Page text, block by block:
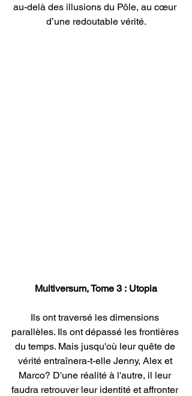
au-delà des illusions du Pôle, au cœur
d’une redoutable vérité.
Multiversum, Tome 3 : Utopia
Ils ont traversé les dimensions
parallèles. Ils ont dépassé les frontières
du temps. Mais jusqu'où leur quête de
vérité entraînera-t-elle Jenny, Alex et
Marco? D'une réalité à l'autre, il leur
faudra retrouver leur identité et affronter